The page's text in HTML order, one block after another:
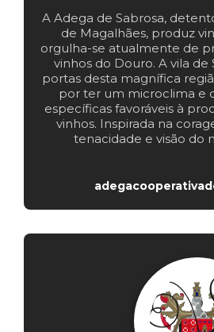
A Adega de Sabrosa,
de Magalhães, produz
orgulha-se atualmente de
vinhos do Douro. A vila de
portas desta magnífica
por ter um microclima e
específicas favoráveis à
vinhos. Inspirada na
tenacidade e visão do